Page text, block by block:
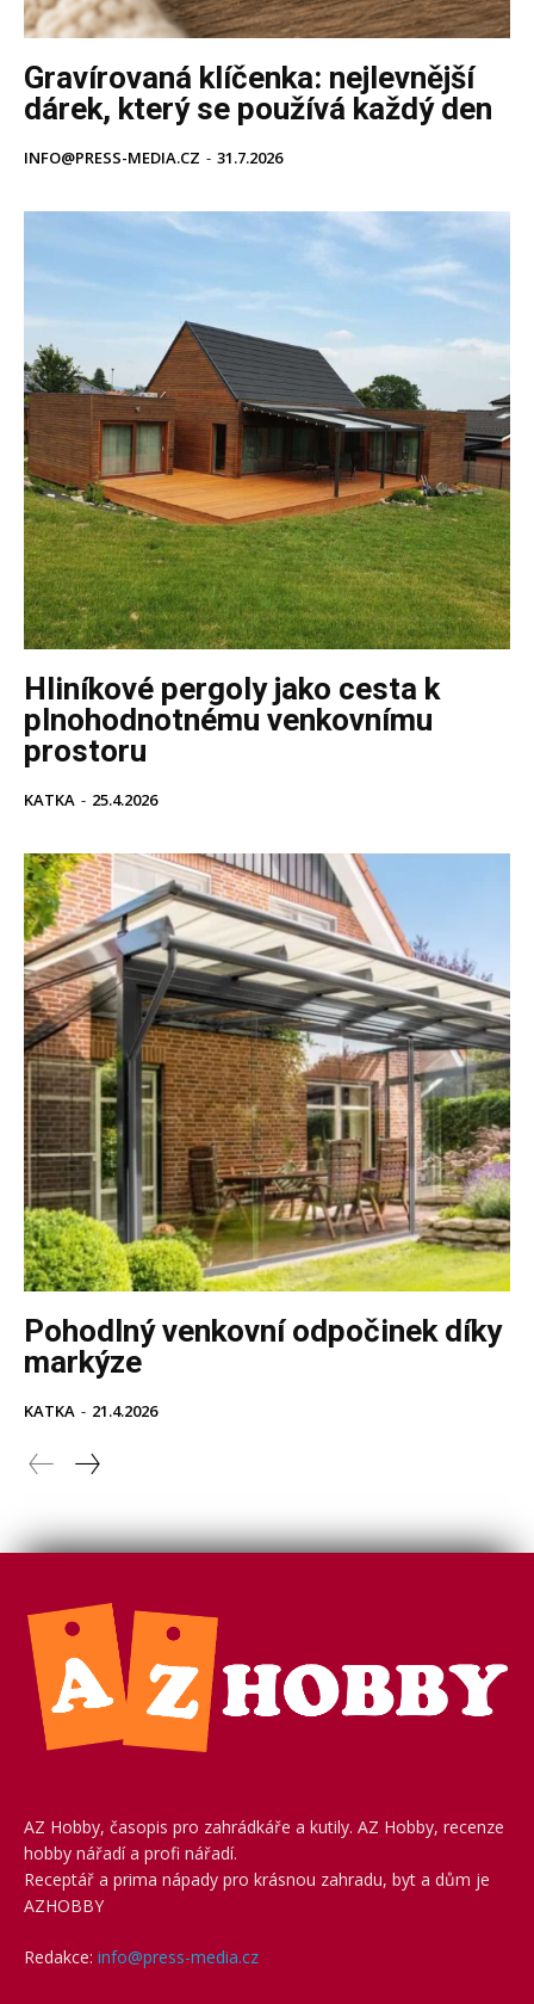
AZ Hobby, časopis pro zahrádkáře a kutily. AZ Hobby, recenze
hobby nářadí a profi nářadí.
Receptář a prima nápady pro krásnou zahradu, byt a dům je
AZHOBBY
Redakce: info@press-media.cz